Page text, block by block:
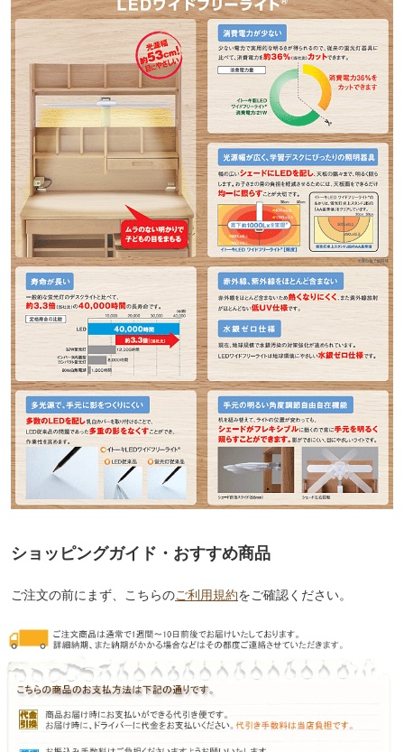
ショッピングガイド・おすすめ商品
ご注文の前にまず、こちらのご利用規約をご確認ください。